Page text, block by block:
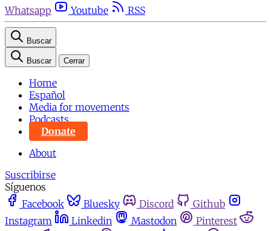
Whatsapp
Youtube RSS
Buscar
Buscar Cerrar
Home
Español
Media for movements
Podcasts
Donate
About
Suscribirse
Síguenos
Facebook
Bluesky Discord
Github
Instagram
Linkedin Mastodon
Pinterest